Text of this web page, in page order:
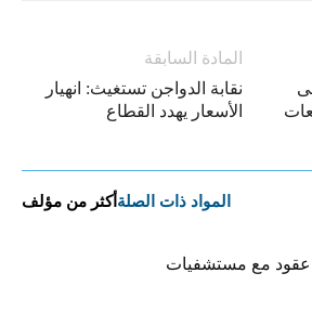
المادة السابقة
نقابة الدواجن تستغيث: انهيار
الأسعار يهدد القطاع
المواد ذات الصلة أكثر من مؤلف
مع مستشفيات